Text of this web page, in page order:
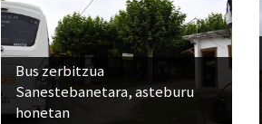
Bus zerbitzua
Sanestebanetara, asteburu
honetan